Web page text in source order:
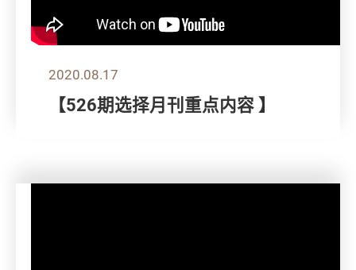
2020.08.17
【526期选择月刊重点内容 】